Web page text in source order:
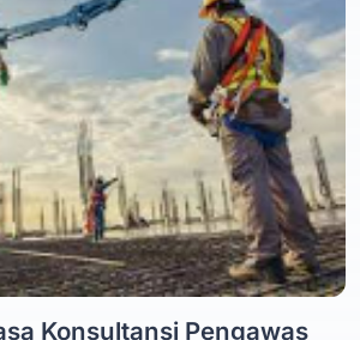
Konsultansi Pengawas